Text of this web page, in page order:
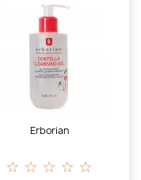
Erborian